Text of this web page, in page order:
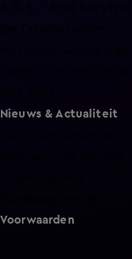
Nieuws & Actualiteit
Voorwaarden